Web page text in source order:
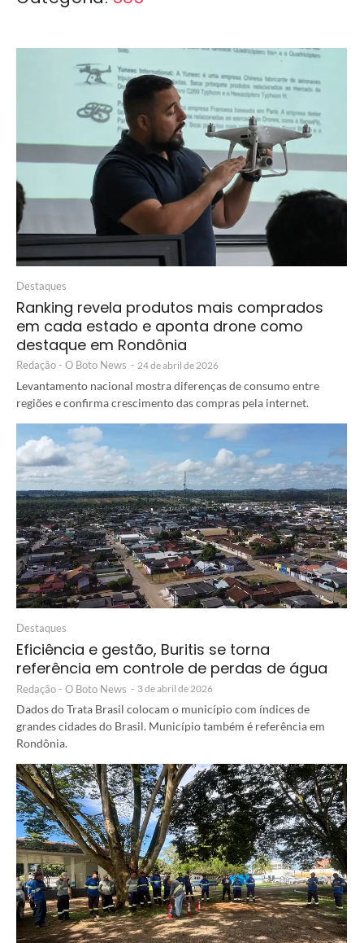
Destaques
Ranking revela produtos mais comprados
em cada estado e aponta drone como
destaque em Rondônia
Redação - O Boto News - 24 de abril de 2026
Levantamento nacional mostra diferenças de consumo entre
regiões e confirma crescimento das compras pela internet.
Destaques
Eficiência e gestão, Buritis se torna
referência em controle de perdas de água
Redação - O Boto News - 3 de abril de 2026
Dados do Trata Brasil colocam o município com índices de
grandes cidades do Brasil. Município também é referência em
Rondônia.